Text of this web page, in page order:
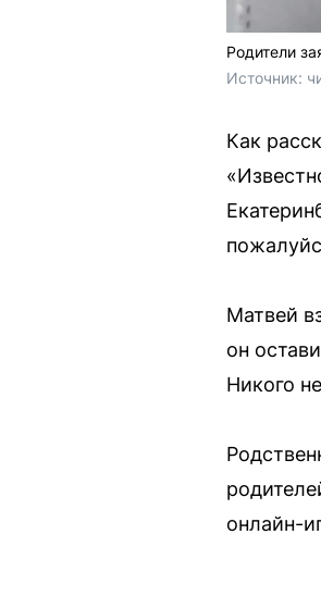
Родители
Источник:
Как
Матвей
он
Никого
онлайн-